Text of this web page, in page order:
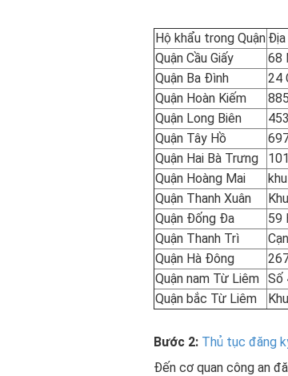
Hộ khẩu trong Quận
Quận Cầu Giấy
68
Quận Ba Đình
24
Quận Hoàn Kiếm
Quận Long Biên
Quận Tây Hồ
Quận Hai Bà Trưng
Quận Hoàng Mai
Quận Thanh Xuân
Quận Đống Đa
59
Quận Thanh Trì
Quận Hà Đông
Quận nam Từ Liêm Số
Quận bắc Từ Liêm
Bước 2: Thủ tục đăng
Đến cơ quan công an